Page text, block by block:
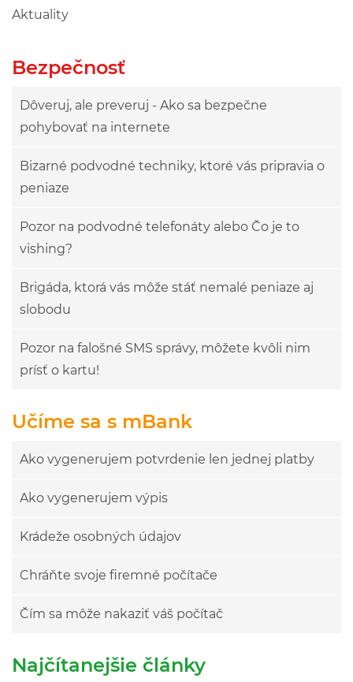
Aktuality
Bezpečnosť
Dôveruj, ale preveruj - Ako sa bezpečne
pohybovať na internete
Bizarné podvodné techniky, ktoré vás pripravia o
peniaze
Pozor na podvodné telefonáty alebo Čo je to
vishing?
Brigáda, ktorá vás môže stáť nemalé peniaze aj
slobodu
Pozor na falošné SMS správy, môžete kvôli nim
prísť o kartu!
Učíme sa s mBank
Ako vygenerujem potvrdenie len jednej platby
Ako vygenerujem výpis
Krádeže osobných údajov
Chráňte svoje firemné počítače
Čím sa môže nakaziť váš počítač
Najčítanejšie články